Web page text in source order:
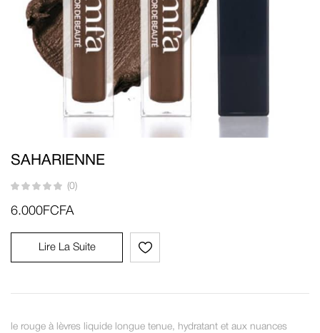
SAHARIENNE
(0)
6.000FCFA
Lire La Suite
le rouge à lèvres liquide longue tenue, hydratant et aux nuances